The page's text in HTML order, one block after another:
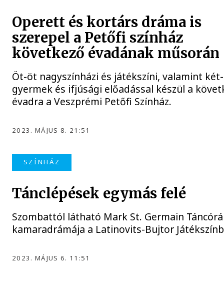
Operett és kortárs dráma is
szerepel a Petőfi színház
következő évadának műsorán
Öt-öt nagyszínházi és játékszíni, valamint
gyermek és ifjúsági előadással készül a
évadra a Veszprémi Petőfi Színház.
2023. MÁJUS 8. 21:51
SZÍNHÁZ
Tánclépések egymás felé
Szombattól látható Mark St. Germain
kamaradrámája a Latinovits-Bujtor
2023. MÁJUS 6. 11:51